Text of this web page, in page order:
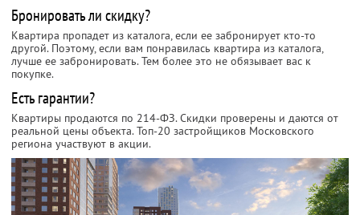
Бронировать ли скидку?
Квартира пропадет из каталога, если ее забронирует кто-то
другой. Поэтому, если вам понравилась квартира из каталога,
лучше ее забронировать. Тем более это не обязывает вас к
покупке.
Есть гарантии?
Квартиры продаются по 214-ФЗ. Скидки проверены и даются от
реальной цены объекта. Топ-20 застройщиков Московского
региона участвуют в акции.